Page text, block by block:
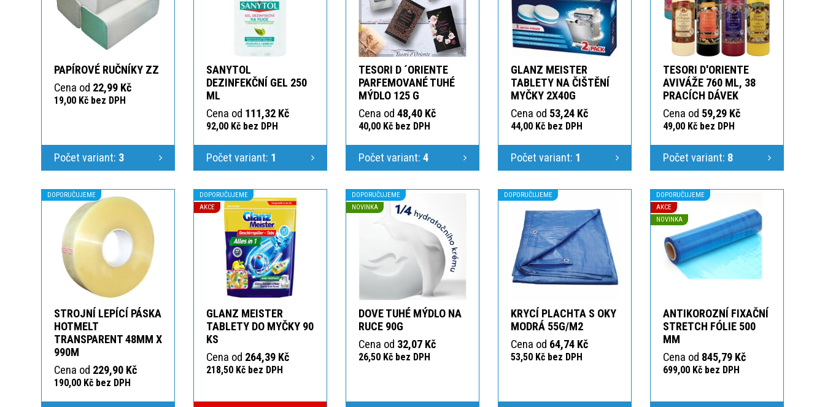
PAPÍROVÉ RUČNÍKY ZZ
Cena od 22,99 Kč
19,00 Kč bez DPH
Počet variant: 3
SANYTOL
DEZINFEKČNÍ GEL 250
ML
Cena od 111,32 Kč
92,00 Kč bez DPH
Počet variant: 1
TESORI D ´ORIENTE
PARFEMOVANÉ TUHÉ
MÝDLO 125 G
Cena od 48,40 Kč
40,00 Kč bez DPH
Počet variant: 4
GLANZ MEISTER
TABLETY NA ČIŠTĚNÍ
MYČKY 2X40G
Cena od 53,24 Kč
44,00 Kč bez DPH
Počet variant: 1
TESORI D'ORIENTE
AVIVÁŽE 760 ML, 38
PRACÍCH DÁVEK
Cena od 59,29 Kč
49,00 Kč bez DPH
Počet variant: 8
DOPORUČUJEME
STROJNÍ LEPÍCÍ PÁSKA
HOTMELT
TRANSPARENT 48MM X
990M
Cena od 229,90 Kč
190,00 Kč bez DPH
DOPORUČUJEME
AKCE
GLANZ MEISTER
TABLETY DO MYČKY 90
KS
Cena od 264,39 Kč
218,50 Kč bez DPH
DOPORUČUJEME
NOVINKA
DOVE TUHÉ MÝDLO NA
RUCE 90G
Cena od 32,07 Kč
26,50 Kč bez DPH
DOPORUČUJEME
KRYCÍ PLACHTA S OKY
MODRÁ 55G/M2
Cena od 64,74 Kč
53,50 Kč bez DPH
DOPORUČUJEME
AKCE
NOVINKA
ANTIKOROZNÍ FIXAČNÍ
STRETCH FÓLIE 500
MM
Cena od 845,79 Kč
699,00 Kč bez DPH